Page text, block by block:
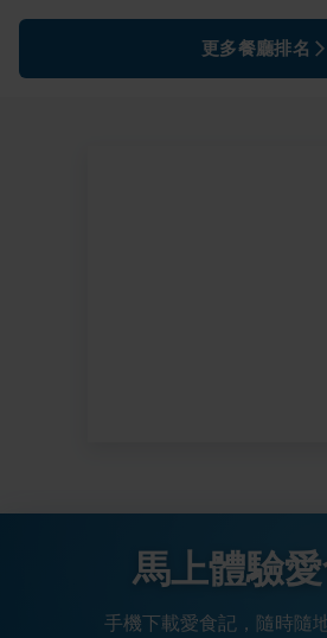
更多餐廳排名
馬上體驗
手機下載愛食記，隨時隨